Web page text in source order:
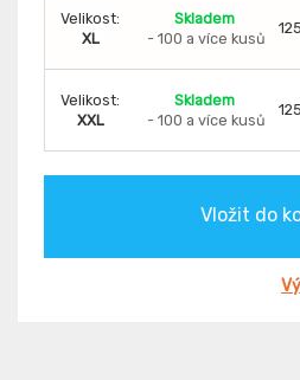
Velikost:
XL
Skladem
- 100 a více kusů
Velikost:
XXL
Skladem
- 100 a více kusů
Vložit do